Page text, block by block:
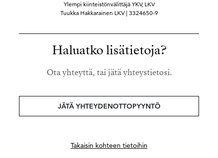
Ylempi kiinteistönvälittäjä YKV, LKV
Tuukka Hakkarainen LKV | 3324650-9
Haluatko lisätietoja?
Ota yhteyttä, tai jätä yhteystietosi.
JÄTÄ YHTEYDENOTTOPYYNTÖ
Takaisin kohteen tietoihin